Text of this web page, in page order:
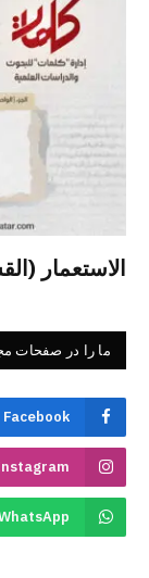
الاستعمار
ما را در صفحات
Facebook